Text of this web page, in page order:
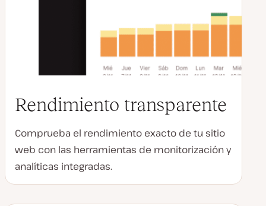
Rendimiento transparente
Comprueba el rendimiento exacto de tu sitio
web con las herramientas de monitorización y
analíticas integradas.